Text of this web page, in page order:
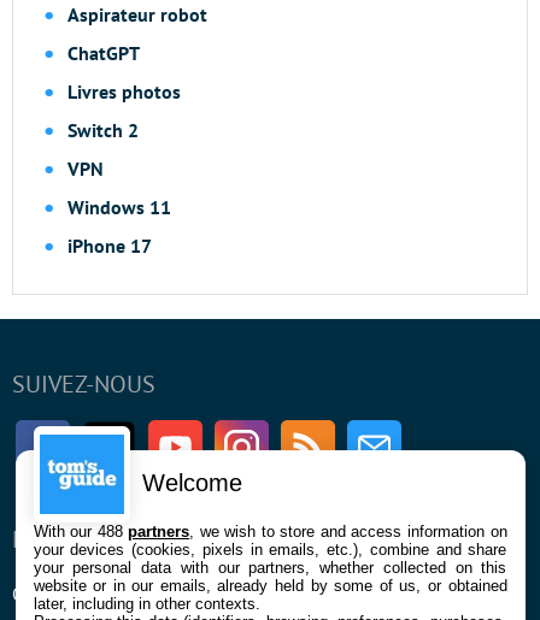
Aspirateur robot
ChatGPT
Livres photos
Switch 2
VPN
Windows 11
iPhone 17
SUIVEZ-NOUS
FacebookTwitter Youtube InstagramRSS Newsletter
ENTREPRISE
Qui sommes nous
À PROPOS
La rédaction
Welcome
With our 488partners , we wish to store and access information on
your devices (cookies, pixels in emails, etc.), combine and share
your personal data with our partners, whether collected on this
website or in our emails, already held by some of us, or obtained
later, including in other contexts.